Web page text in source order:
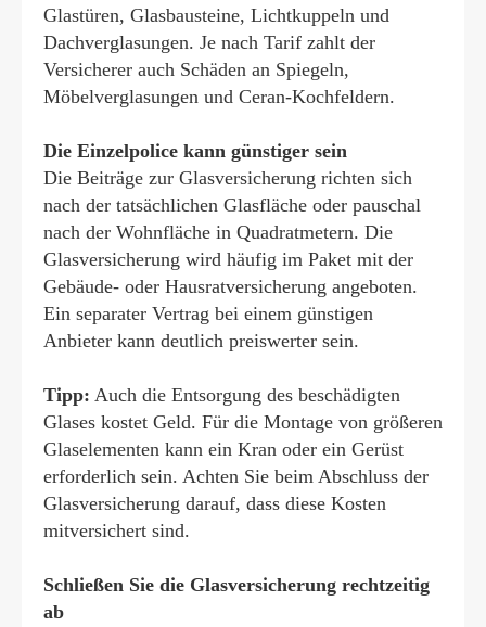
Glastüren, Glasbausteine, Lichtkuppeln und
Dachverglasungen. Je nach Tarif zahlt der
Versicherer auch Schäden an Spiegeln,
Möbelverglasungen und Ceran-Kochfeldern.
Die Einzelpolice kann günstiger sein
Die Beiträge zur Glasversicherung richten sich
nach der tatsächlichen Glasfläche oder pauschal
nach der Wohnfläche in Quadratmetern. Die
Glasversicherung wird häufig im Paket mit der
Gebäude- oder Haus­rat­ver­si­che­rung angeboten.
Ein separater Vertrag bei einem günstigen
Anbieter kann deutlich preiswerter sein.
Tipp: Auch die Entsorgung des beschädigten
Glases kostet Geld. Für die Montage von größeren
Glaselementen kann ein Kran oder ein Gerüst
erforderlich sein. Achten Sie beim Abschluss der
Glasversicherung darauf, dass diese Kosten
mitversichert sind.
Schließen Sie die Glasversicherung rechtzeitig
ab